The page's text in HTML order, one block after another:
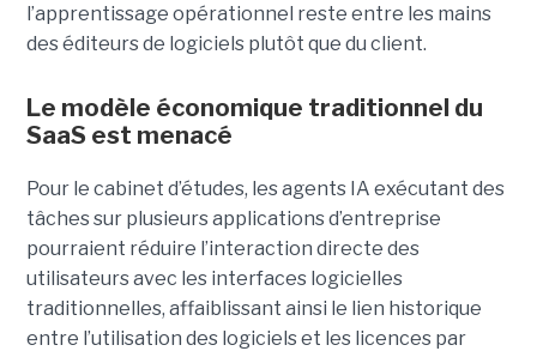
l’apprentissage opérationnel reste entre les mains
des éditeurs de logiciels plutôt que du client.
Le modèle économique traditionnel du
SaaS est menacé
Pour le cabinet d’études, les agents IA exécutant des
tâches sur plusieurs applications d’entreprise
pourraient réduire l’interaction directe des
utilisateurs avec les interfaces logicielles
traditionnelles, affaiblissant ainsi le lien historique
entre l’utilisation des logiciels et les licences par